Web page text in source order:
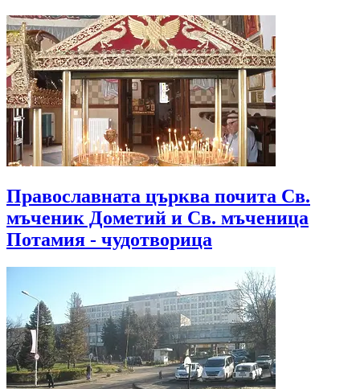
Православната църква почита Св.
мъченик Дометий и Св. мъченица
Потамия - чудотворица